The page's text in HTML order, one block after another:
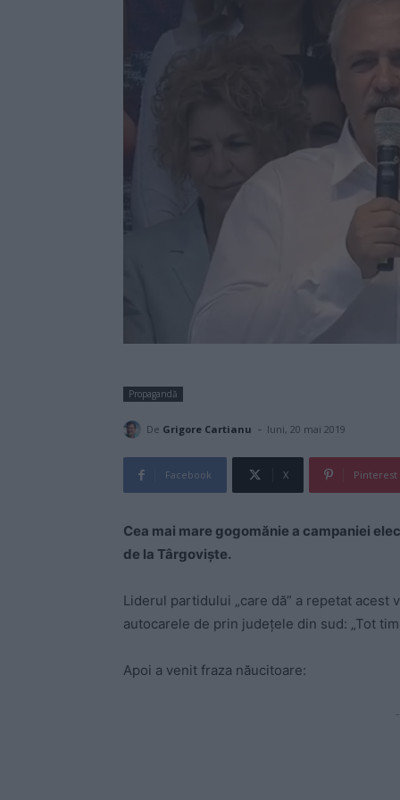
Propagandă
De Grigore Cartianu - luni, 20 mai 2019
Facebook X Pinterest
Cea mai mare gogomănie a campaniei
de la Târgoviște.
Liderul partidului „care dă” a repetat
autocarele de prin județele din sud: „Tot
Apoi a venit fraza năucitoare: